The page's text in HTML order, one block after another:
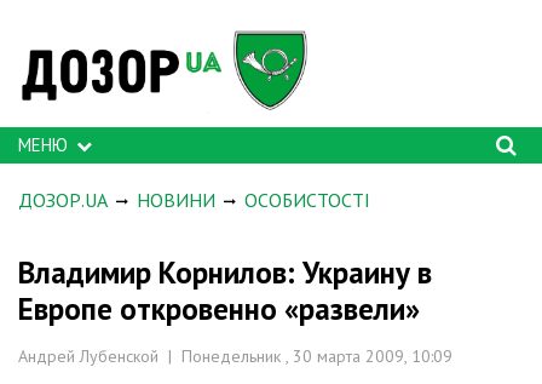
МЕНЮ
ДОЗОР.UA НОВИНИ ОСОБИСТОСТІ
Владимир Корнилов: Украину в
Европе откровенно «развели»
Андрей Лубенской | Понедельник , 30 марта 2009, 10:09